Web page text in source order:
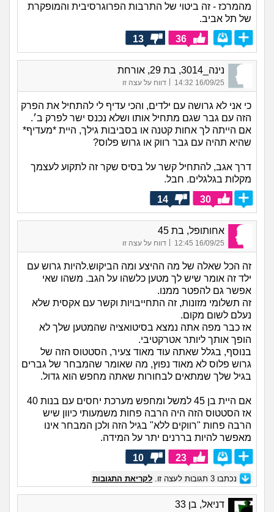
מהמרכז - זה ביטוי של התרבות הפרוגרסיבית והמופקרת
של תל אביב.
36
13
נינה_3014, בת 29, אורחת
16/09/25 14:32
| דווח על עצה זו
כי אני לא גרושה עם ילדים, והכי עדיף לי להתחיל את הפרק
הזה עם גבר שגם מתחיל אותו ושלא נכנס ישר לפרק ב׳.
אם הייתה לך אחות קטנה או בסביבות גילך, היית *מעדיף*
שהיא תהיה עם גבר רווק או גרוש פלוס?
דרך אגב, להתחיל קשר על בסיס שקר זה לתקוע לעצמך
מקלות בגלגלים. חבל.
30
14
אחותופל, בת 45
16/09/25 12:45 דווח על עצה זו
זה הכל שאלה של מה ההיצע ומה הביקוש.להיות גרוש עם
ילד זה אומר שיש לך מטען כלשהו על הגב. משהו שאי
אפשר גם להפטר ממנו.
זה תשלומי מזונות, זה התחייבויות וקשר עם אקסית שלא
נעלם לשום מקום.
אז כבר מפה אתה נמצא בסיטואציה שהמטען שלך לא
הופך אותך ליותר אטרקטיבי.
בנוסף, בגלל שאתה עוד מאוד צעיר, הסטטוס הזה של
גרוש פלוס לא מאוד נפוץ, מה שאומר שהמבחר של גברים
בגיל שלך שמתאים לבחורות שאתה מחפש הוא גדול.
אם היית בן 45 למשל ומחפש מערכת יחסים עם בנות 40
אז הסטטוס הזה היה הרבה פחות משמעותי כיוון שיש
הרבה פחות "רווקים ללא" בגיל הזה ולכן המבחר אינו
מאפשר להיות בררנים יתר על המידה.
23
10
נכתבו 3 תגובות לעצה זו. לקריאת התגובות
דניאל, בן 33